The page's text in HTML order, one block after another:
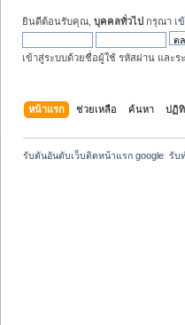
ยินดีต้อนรับคุณ, บุคคลทั่วไป กรุณา เ
เข้าสู่ระบบด้วยชื่อผู้ใช้ รหัสผ่าน และร
หน้าแรก ช่วยเหลือ ค้นหา ปฏิ
รับดันอันดับเว็บติดหน้าแรก google  รับ